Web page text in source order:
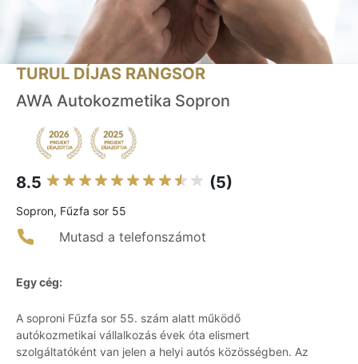
TURUL DÍJAS RANGSOR
AWA Autokozmetika Sopron
8.5 (5)
Sopron, Fűzfa sor 55
Mutasd a telefonszámot
Egy cég:
A soproni Fűzfa sor 55. szám alatt működő
autókozmetikai vállalkozás évek óta elismert
szolgáltatóként van jelen a helyi autós közösségben. Az